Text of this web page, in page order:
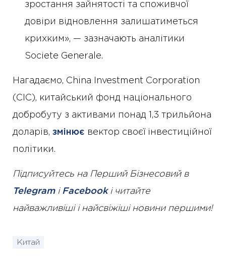
зростання зайнятості та споживчої
довіри відновлення залишатиметься
крихким», — зазначають аналітики
Societe Generale.
Нагадаємо, China Investment Corporation
(CIC), китайський фонд національного
добробуту з активами понад 1,3 трильйона
доларів, змінює вектор своєї інвестиційної
політики.
Підписуйтесь на Перший Бізнесовий в
Telegramі Facebookі читайте
найважливіші і найсвіжіші новини першими!
Китай